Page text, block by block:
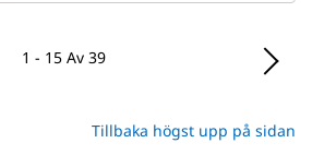
1 - 15 Av 39
Tillbaka högst upp på sidan